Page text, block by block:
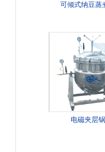
可倾式纳豆蒸
电磁夹层锅